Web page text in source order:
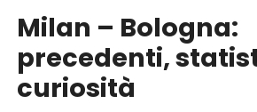
Milan – Bologna:
precedenti,
curiosità